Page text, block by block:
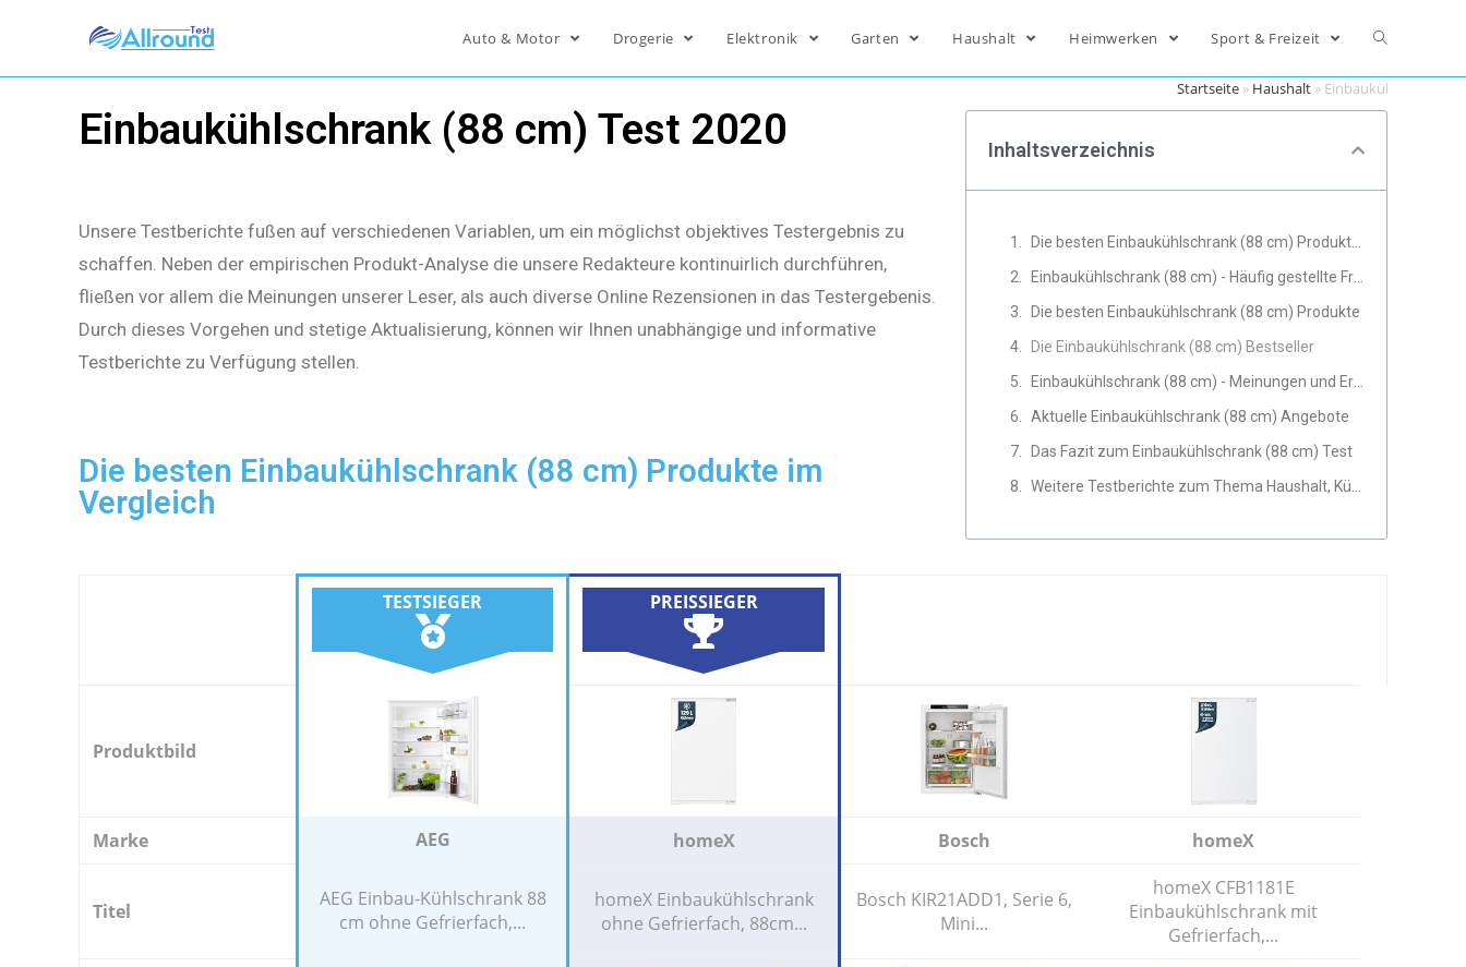
Auto & Motor Drogerie Elektronik Garten Haushalt Heimwerken Sport & Freizeit
Einbaukühlschrank (88 cm) Test 2020
Unsere Testberichte fußen auf verschiedenen Variablen, um ein möglichst objektives Testergebnis zu
schaffen. Neben der empirischen Produkt-Analyse die unsere Redakteure kontinuirlich durchführen,
fließen vor allem die Meinungen unserer Leser, als auch diverse Online Rezensionen in das Testergebenis.
Durch dieses Vorgehen und stetige Aktualisierung, können wir Ihnen unabhängige und informative
Testberichte zu Verfügung stellen.
Die besten Einbaukühlschrank (88 cm) Produkte im
Vergleich
Startseite» Haushalt» Einbaukühlschrank
Inhaltsverzeichnis
Die besten Einbaukühlschrank (88 cm) Produkte
Die Einbaukühlschrank (88 cm) Bestseller
Aktuelle Einbaukühlschrank (88 cm) Angebote
Das Fazit zum Einbaukühlschrank (88 cm) Test
TESTSIEGER PREISSIEGER
Produktbild
Marke AEG homeX Bosch homeX
Titel
AEG Einbau-Kühlschrank 88
cm ohne Gefrierfach,...
homeX Einbaukühlschrank
ohne Gefrierfach, 88cm...
Bosch KIR21ADD1, Serie 6,
Mini...
homeX CFB1181E
Einbaukühlschrank mit
Gefrierfach,...